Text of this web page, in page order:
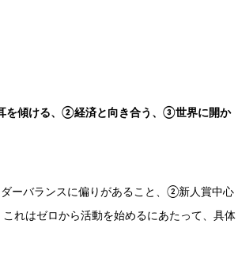
傾ける、 ②経済と向き合う、 ③世界に開か
ーバランスに偏りがあること、②新人賞中心
れはゼロから活動を始めるにあたって、具体